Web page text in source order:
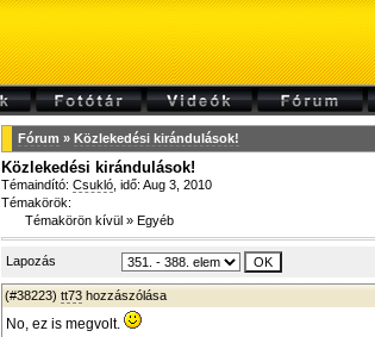
Fórum » Közlekedési kirándulások!
Közlekedési kirándulások!
Témaindító: Csukló , idő: Aug 3, 2010
Témakörök:
Témakörön kívül » Egyéb
Lapozás
(#38223) tt73 hozzászólása
No, ez is megvolt.